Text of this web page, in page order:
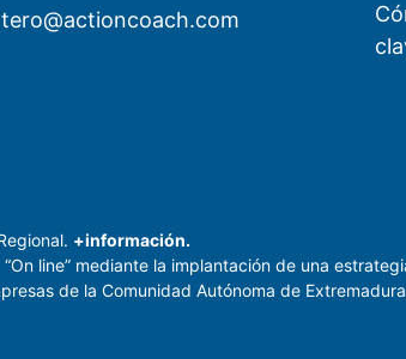
+información.
line” mediante la implantación de una
de la Comunidad Autónoma de Extremadura